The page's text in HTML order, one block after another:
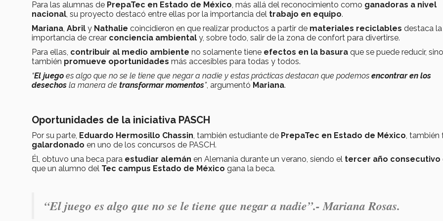
Para las alumnas de PrepaTec en Estado de México, más allá del reconocimiento como ganadoras a nivel
nacional, su proyecto destacó entre ellas por la importancia del trabajo en equipo.
Mariana, Abril y Nathalie coincidieron en que realizar productos a partir de materiales reciclables destaca la
importancia de crear conciencia ambiental y, sobre todo, salir de la zona de confort para divertirse.
Para ellas, contribuir al medio ambiente no solamente tiene efectos en la basura que se puede reducir,
también promueve oportunidades más accesibles para todas y todos.
“El juego es algo que no se le tiene que negar a nadie y estas prácticas destacan que podemos encontrar en los
desechos la manera de transformar momentos”, argumentó Mariana.
Oportunidades de la iniciativa PASCH
Por su parte, Eduardo Hermosillo Chassin, también estudiante de PrepaTec en Estado de México, también
galardonado en uno de los concursos de PASCH.
Él, obtuvo una beca para estudiar alemán en Alemania durante un verano, siendo el tercer año consecutivo
que un alumno del Tec campus Estado de México gana la beca.
“El juego es algo que no se le tiene que negar a nadie”.- Mariana Rosas.